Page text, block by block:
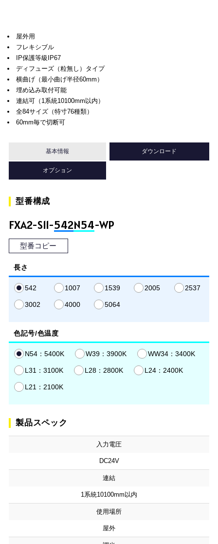
屋外用
フレキシブル
IP保護等級IP67
ディフューズ（粒無し）タイプ
横曲げ（最小曲げ半径60mm）
埋め込み取付可能
連結可（1系統10100mm以内）
全84サイズ（特寸76種類）
60mm毎で切断可
基本情報 ダウンロード
オプション
型番構成
FXA2-S11-542N54-WP
型番コピー
長さ
542 1007 1539 2005 2537
3002 4000 5064
色記号/色温度
N54：5400K W39：3900K WW34：3400K
L31：3100K L28：2800K L24：2400K
L21：2100K
製品スペック
入力電圧
DC24V
連結
1系統10100mm以内
使用場所
屋外